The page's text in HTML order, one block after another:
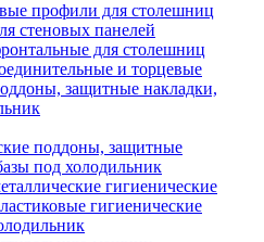
профили для столешниц
стеновых панелей
для столешниц
и торцевые
защитные накладки,
поддоны, защитные
под холодильник
гигиенические
гигиенические